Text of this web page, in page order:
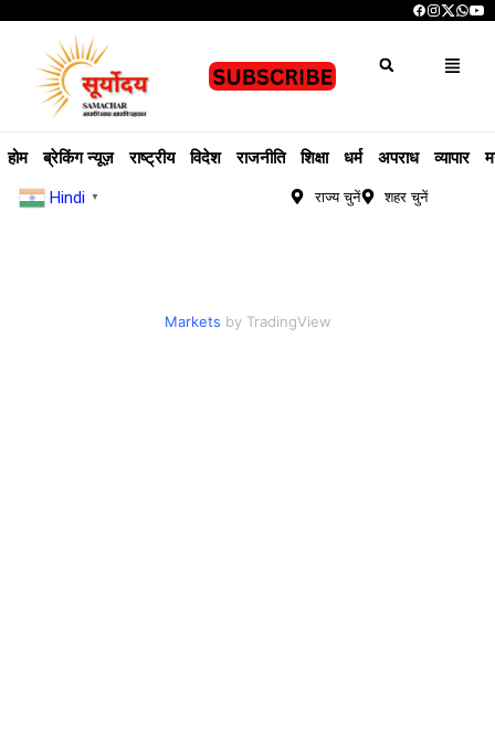
होम ब्रेकिंग न्यूज़ राष्ट्रीय विदेश राजनीति शिक्षा धर्म अपराध व्यापार
Hindi ▼ राज्य चुनें शहर चुनें
Markets by TradingView